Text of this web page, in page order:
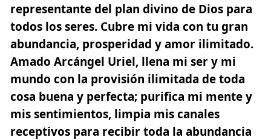
representante del plan divino de Dios para
todos los seres. Cubre mi vida con tu gran
abundancia, prosperidad y amor ilimitado.
Amado Arcángel Uriel, llena mi ser y mi
mundo con la provisión ilimitada de toda
cosa buena y perfecta; purifica mi mente y
mis sentimientos, limpia mis canales
receptivos para recibir toda la abundancia